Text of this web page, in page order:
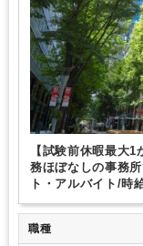
パーテーション区切りあり
研修・資格取得支援 教
業務手順等のOJT 土日
【試験前休暇最大
務ほぼなしの事務
ト・アルバイト/時
職種